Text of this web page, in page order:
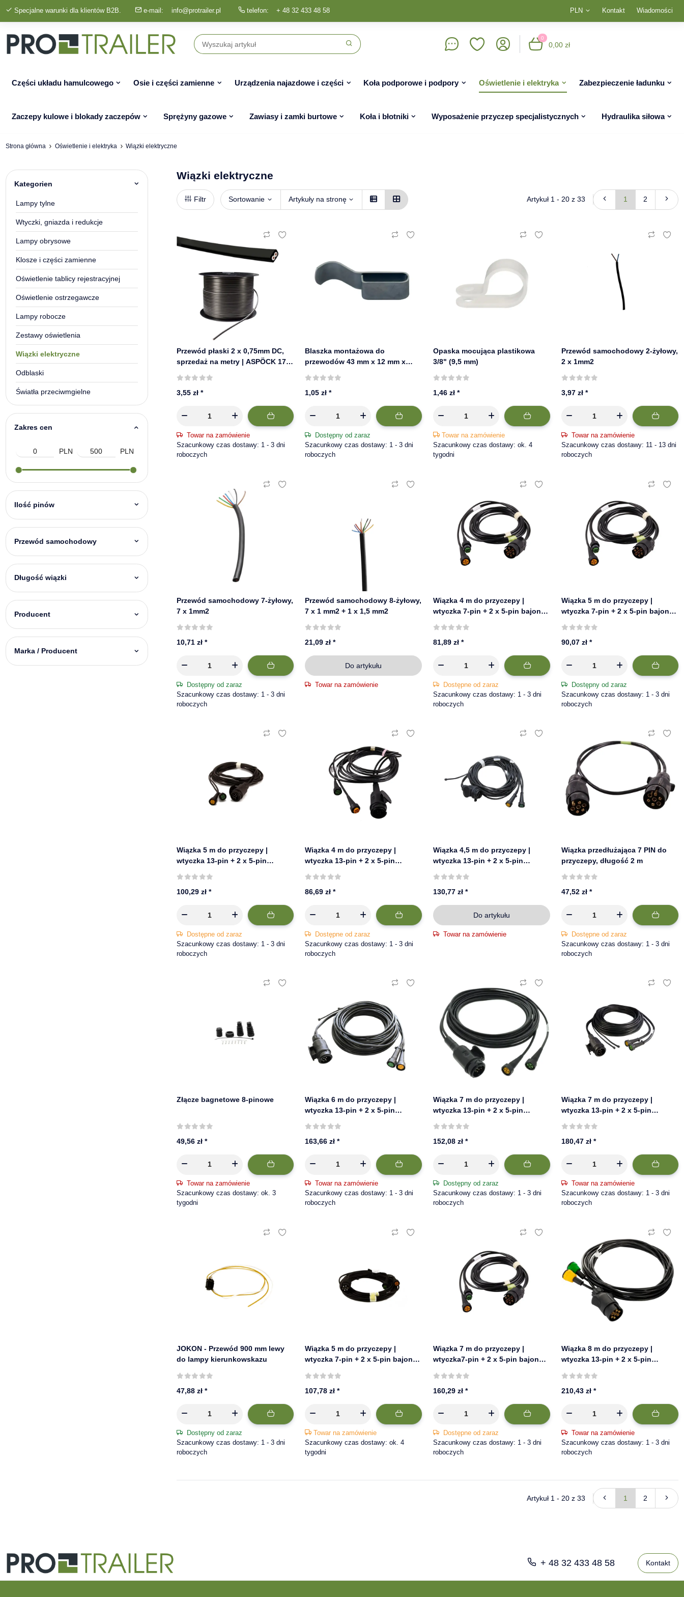
PLN Kontakt Wiadomości
Specjalne warunki dla klientów B2B. e-mail: info@protrailer.pl telefon: + 48 32 433 48 58
0
0,00 zł
Części układu hamulcowego Osie i części zamienne Urządzenia najazdowe i części Koła podporowe i podpory Oświetlenie i elektryka Zabezpieczenie ładunku
Zaczepy kulowe i blokady zaczepów Sprężyny gazowe Zawiasy i zamki burtowe Koła i błotniki Wyposażenie przyczep specjalistycznych Hydraulika siłowa
Strona główna Oświetlenie i elektryka Wiązki elektryczne
Wiązki elektryczne
Filtr Sortowanie Artykuły na stronę Artykuł 1 - 20 z 33 1 2
Przewód płaski 2 x 0,75mm DC,
sprzedaż na metry | ASPÖCK 17-
3,55 zł*
Towar na zamówienie
Szacunkowy czas dostawy: 1 - 3 dni
roboczych
Blaszka montażowa do
przewodów 43 mm x 12 mm x
1,05 zł*
Dostępny od zaraz
Szacunkowy czas dostawy: 1 - 3 dni
roboczych
Opaska mocująca plastikowa
3/8" (9,5 mm)
1,46 zł*
Towar na zamówienie
Szacunkowy czas dostawy: ok. 4
tygodni
Przewód samochodowy 2-żyłowy,
2 x 1mm2
3,97 zł*
Towar na zamówienie
Szacunkowy czas dostawy: 11 - 13 dni
roboczych
Przewód samochodowy 7-żyłowy,
7 x 1mm2
10,71 zł*
Dostępny od zaraz
Szacunkowy czas dostawy: 1 - 3 dni
roboczych
Przewód samochodowy 8-żyłowy,
7 x 1 mm2 + 1 x 1,5 mm2
21,09 zł*
Do artykułu
Towar na zamówienie
Wiązka 4 m do przyczepy |
wtyczka 7-pin + 2 x 5-pin bajonet
81,89 zł*
Dostępne od zaraz
Szacunkowy czas dostawy: 1 - 3 dni
roboczych
Wiązka 5 m do przyczepy |
wtyczka 7-pin + 2 x 5-pin bajonet
90,07 zł*
Dostępny od zaraz
Szacunkowy czas dostawy: 1 - 3 dni
roboczych
Wiązka 5 m do przyczepy |
wtyczka 13-pin + 2 x 5-pin
100,29 zł*
Dostępne od zaraz
Szacunkowy czas dostawy: 1 - 3 dni
roboczych
Wiązka 4 m do przyczepy |
wtyczka 13-pin + 2 x 5-pin
86,69 zł*
Dostępne od zaraz
Szacunkowy czas dostawy: 1 - 3 dni
roboczych
Wiązka 4,5 m do przyczepy |
wtyczka 13-pin + 2 x 5-pin
130,77 zł*
Do artykułu
Towar na zamówienie
Wiązka przedłużająca 7 PIN do
przyczepy, długość 2 m
47,52 zł*
Dostępne od zaraz
Szacunkowy czas dostawy: 1 - 3 dni
roboczych
Złącze bagnetowe 8-pinowe
49,56 zł*
Towar na zamówienie
Szacunkowy czas dostawy: ok. 3
tygodni
Wiązka 6 m do przyczepy |
wtyczka 13-pin + 2 x 5-pin
163,66 zł*
Towar na zamówienie
Szacunkowy czas dostawy: 1 - 3 dni
roboczych
Wiązka 7 m do przyczepy |
wtyczka 13-pin + 2 x 5-pin
152,08 zł*
Dostępny od zaraz
Szacunkowy czas dostawy: 1 - 3 dni
roboczych
Wiązka 7 m do przyczepy |
wtyczka 13-pin + 2 x 5-pin
180,47 zł*
Towar na zamówienie
Szacunkowy czas dostawy: 1 - 3 dni
roboczych
JOKON - Przewód 900 mm lewy
do lampy kierunkowskazu
47,88 zł*
Dostępny od zaraz
Szacunkowy czas dostawy: 1 - 3 dni
roboczych
Wiązka 5 m do przyczepy |
wtyczka 7-pin + 2 x 5-pin bajonet
107,78 zł*
Towar na zamówienie
Szacunkowy czas dostawy: ok. 4
tygodni
Wiązka 7 m do przyczepy |
wtyczka7-pin + 2 x 5-pin bajonet |
160,29 zł*
Dostępne od zaraz
Szacunkowy czas dostawy: 1 - 3 dni
roboczych
Wiązka 8 m do przyczepy |
wtyczka 13-pin + 2 x 5-pin
210,43 zł*
Towar na zamówienie
Szacunkowy czas dostawy: 1 - 3 dni
roboczych
Artykuł 1 - 20 z 33 1 2
Kategorien
Lampy tylne
Wtyczki, gniazda i redukcje
Lampy obrysowe
Klosze i części zamienne
Oświetlenie tablicy rejestracyjnej
Oświetlenie ostrzegawcze
Lampy robocze
Zestawy oświetlenia
Wiązki elektryczne
Odblaski
Światła przeciwmgielne
Zakres cen
PLN PLN
Ilość pinów
Przewód samochodowy
Długość wiązki
Producent
Marka / Producent
+ 48 32 433 48 58 Kontakt